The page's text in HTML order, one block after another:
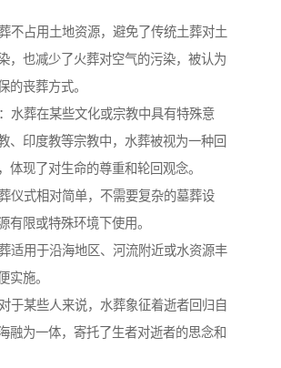
不占用土地资源，避免了传统土葬对土
，也减少了火葬对空气的污染，被认为
的丧葬方式。
水葬在某些文化或宗教中具有特殊意
、印度教等宗教中，水葬被视为一种回
体现了对生命的尊重和轮回观念。
仪式相对简单，不需要复杂的墓葬设
有限或特殊环境下使用。
适用于沿海地区、河流附近或水资源丰
实施。
于某些人来说，水葬象征着逝者回归自
融为一体，寄托了生者对逝者的思念和